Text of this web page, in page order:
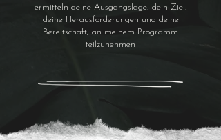
ermitteln deine Ausgangslage, dein Ziel,
deine Herausforderungen und deine
Bereitschaft, an meinem Programm
teilzunehmen